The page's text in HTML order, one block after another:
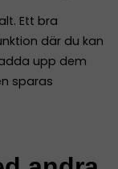
Ett bra
där du kan
upp dem
sparas